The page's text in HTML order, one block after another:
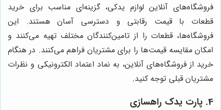
فروشگاه‌های آنلاین لوازم یدکی، گزینه‌ای مناسب برای خرید
قطعات با قیمت رقابتی و دسترسی آسان هستند. این
فروشگاه‌ها، قطعات را از تامین‌کنندگان مختلف تهیه می‌کنند و
امکان مقایسه قیمت‌ها را برای مشتریان فراهم می‌کنند. در هنگام
خرید از فروشگاه‌های آنلاین، به نماد اعتماد الکترونیکی و نظرات
مشتریان قبلی توجه کنید.
4. پارت یدک راهسازی